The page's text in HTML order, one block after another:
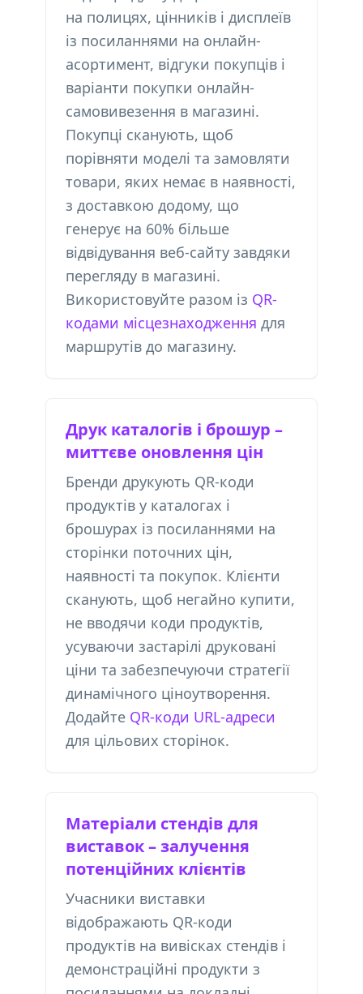
на полицях, цінників і дисплеїв
із посиланнями на онлайн-
асортимент, відгуки покупців і
варіанти покупки онлайн-
самовивезення в магазині.
Покупці сканують, щоб
порівняти моделі та замовляти
товари, яких немає в наявності,
з доставкою додому, що
генерує на 60% більше
відвідування веб-сайту завдяки
перегляду в магазині.
Використовуйте разом із QR-
кодами місцезнаходження для
маршрутів до магазину.
Друк каталогів і брошур –
миттєве оновлення цін
Бренди друкують QR-коди
продуктів у каталогах і
брошурах із посиланнями на
сторінки поточних цін,
наявності та покупок. Клієнти
сканують, щоб негайно купити,
не вводячи коди продуктів,
усуваючи застарілі друковані
ціни та забезпечуючи стратегії
динамічного ціноутворення.
Додайте QR-коди URL-адреси
для цільових сторінок.
Матеріали стендів для
виставок – залучення
потенційних клієнтів
Учасники виставки
відображають QR-коди
продуктів на вивісках стендів і
демонстраційні продукти з